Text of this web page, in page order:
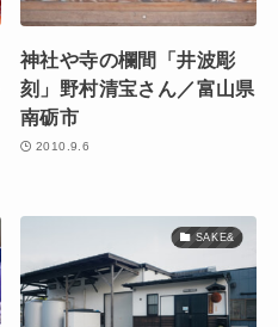
神社や寺の欄間「井波彫
刻」野村清宝さん／富山県
南砺市
2010.9.6
SAKE&